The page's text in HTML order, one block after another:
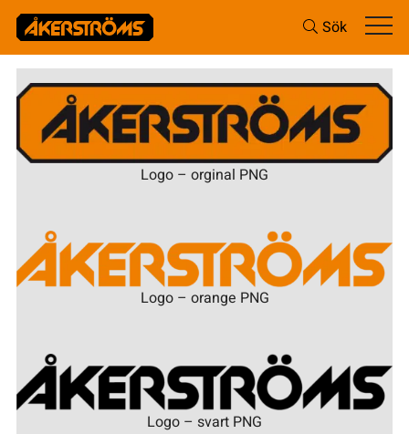
Sök
Logo – orginal PNG
Logo – orange PNG
Logo – svart PNG